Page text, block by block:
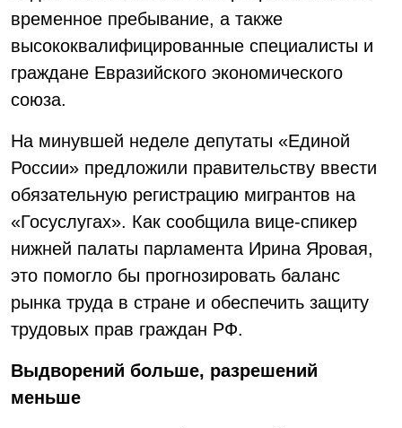
временное пребывание, а также
высококвалифицированные специалисты и
граждане Евразийского экономического
союза.
На минувшей неделе депутаты «Единой
России» предложили правительству ввести
обязательную регистрацию мигрантов на
«Госуслугах». Как сообщила вице-спикер
нижней палаты парламента Ирина Яровая,
это помогло бы прогнозировать баланс
рынка труда в стране и обеспечить защиту
трудовых прав граждан РФ.
Выдворений больше, разрешений
меньше